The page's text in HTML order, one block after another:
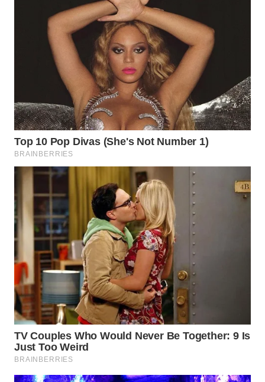
SIMALUNGUN
WN
LABUHANBATU
TAPANULI
TENGAH
WN DELI
SERDANG
TEBING
TINGGI
PAKPAK
WN
KARAWANG
WN
BEKASI
WN